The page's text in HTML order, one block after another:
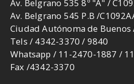
Av. Belgrano 535 8º "A" /
Av. Belgrano 545 P.B /
Ciudad Autónoma de
Tels / 4342-3370 / 9840
Whatsapp / 11-2470-1887 /
Fax /4342-3370